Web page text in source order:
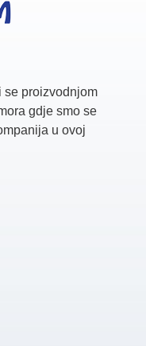
se proizvodnjom
gdje smo se
u ovoj